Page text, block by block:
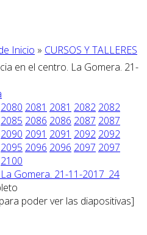
Inicio » CURSOS Y TALLERES
en el centro. La Gomera. 21-
2080 2081 2081 2082 2082
2085 2086 2086 2087 2087
2090 2091 2091 2092 2092
2095 2096 2096 2097 2097
2100
poder ver las diapositivas]